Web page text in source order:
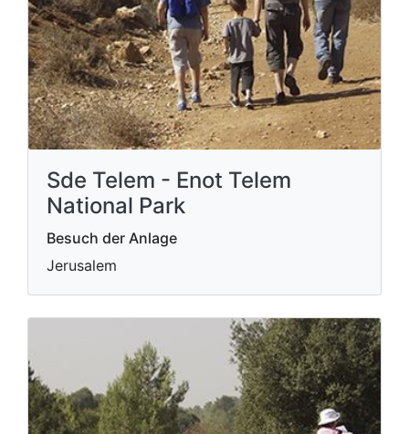
Sde Telem - Enot Telem
National Park
Besuch der Anlage
Jerusalem